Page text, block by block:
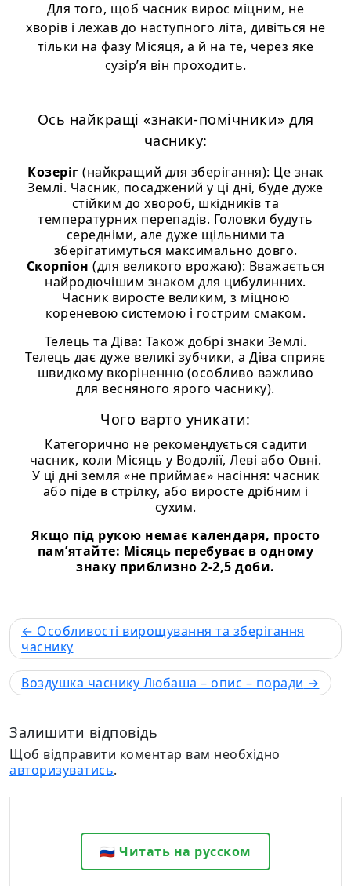
Для того, щоб часник вирос міцним, не
хворів і лежав до наступного літа, дивіться не
тільки на фазу Місяця, а й на те, через яке
сузір’я він проходить.
Ось найкращі «знаки-помічники» для
часнику:
Козеріг (найкращий для зберігання): Це знак
Землі. Часник, посаджений у ці дні, буде дуже
стійким до хвороб, шкідників та
температурних перепадів. Головки будуть
середніми, але дуже щільними та
зберігатимуться максимально довго.
Скорпіон (для великого врожаю): Вважається
найродючішим знаком для цибулинних.
Часник виросте великим, з міцною
кореневою системою і гострим смаком.
Телець та Діва: Також добрі знаки Землі.
Телець дає дуже великі зубчики, а Діва сприяє
швидкому вкоріненню (особливо важливо
для весняного ярого часнику).
Чого варто уникати:
Категорично не рекомендується садити
часник, коли Місяць у Водолії, Леві або Овні.
У ці дні земля «не приймає» насіння: часник
або піде в стрілку, або виросте дрібним і
сухим.
Якщо під рукою немає календаря, просто
пам’ятайте: Місяць перебуває в одному
знаку приблизно 2-2,5 доби.
Особливості вирощування та зберігання
часнику
Воздушка часнику Любаша – опис – поради
Залишити відповідь
Щоб відправити коментар вам необхідно
авторизуватись.
🇷🇺 Читать на русском